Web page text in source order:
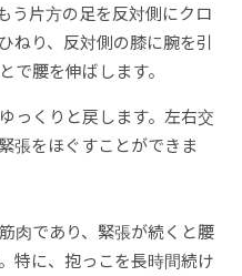
う片方の足を反対側にクロ
ねり、反対側の膝に腕を引
で腰を伸ばします。
っくりと戻します。左右交
張をほぐすことができま
肉であり、緊張が続くと腰
特に、抱っこを長時間続け